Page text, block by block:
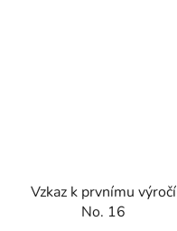
Vzkaz k prvnímu výročí
No. 16